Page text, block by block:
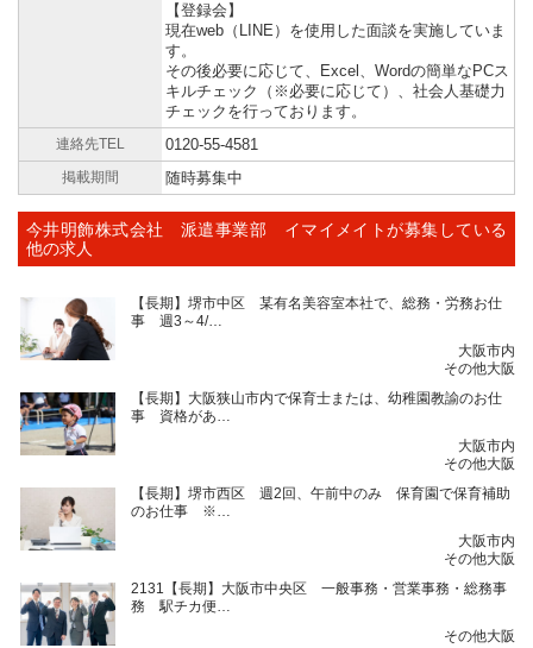
【登録会】
現在web（LINE）を使用した面談を実施していま
す。
その後必要に応じて、Excel、Wordの簡単なPCス
キルチェック（※必要に応じて）、社会人基礎力
チェックを行っております。
連絡先TEL 0120-55-4581
掲載期間 随時募集中
今井明飾株式会社 派遣事業部 イマイメイトが募集している
他の求人
【長期】堺市中区 某有名美容室本社で、総務・労務お仕
事 週3～4/…
大阪市内
その他大阪
【長期】大阪狭山市内で保育士または、幼稚園教諭のお仕
事 資格があ…
大阪市内
その他大阪
【長期】堺市西区 週2回、午前中のみ 保育園で保育補助
のお仕事 ※…
大阪市内
その他大阪
2131【長期】大阪市中央区 一般事務・営業事務・総務事
務 駅チカ便…
その他大阪